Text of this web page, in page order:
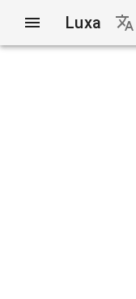
Luxa